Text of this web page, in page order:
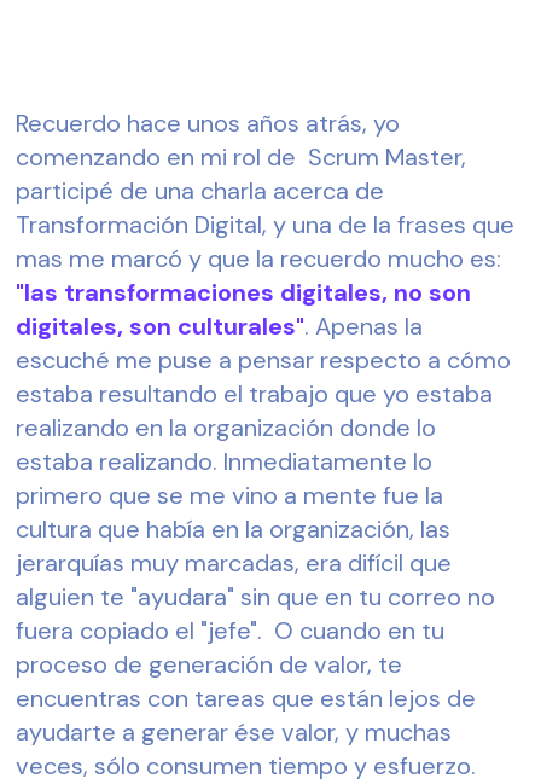
Recuerdo hace unos años atrás, yo
comenzando en mi rol de  Scrum Master,
participé de una charla acerca de
Transformación Digital, y una de la frases que
mas me marcó y que la recuerdo mucho es:
"las transformaciones digitales, no son
digitales, son culturales". Apenas la
escuché me puse a pensar respecto a cómo
estaba resultando el trabajo que yo estaba
realizando en la organización donde lo
estaba realizando. Inmediatamente lo
primero que se me vino a mente fue la
cultura que había en la organización, las
jerarquías muy marcadas, era difícil que
alguien te "ayudara" sin que en tu correo no
fuera copiado el "jefe".  O cuando en tu
proceso de generación de valor, te
encuentras con tareas que están lejos de
ayudarte a generar ése valor, y muchas
veces, sólo consumen tiempo y esfuerzo.